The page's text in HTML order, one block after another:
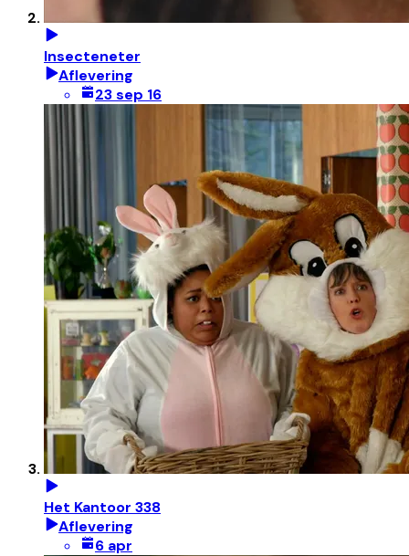
Insecteneter
Aflevering
23 sep 16
Het Kantoor 338
Aflevering
6 apr